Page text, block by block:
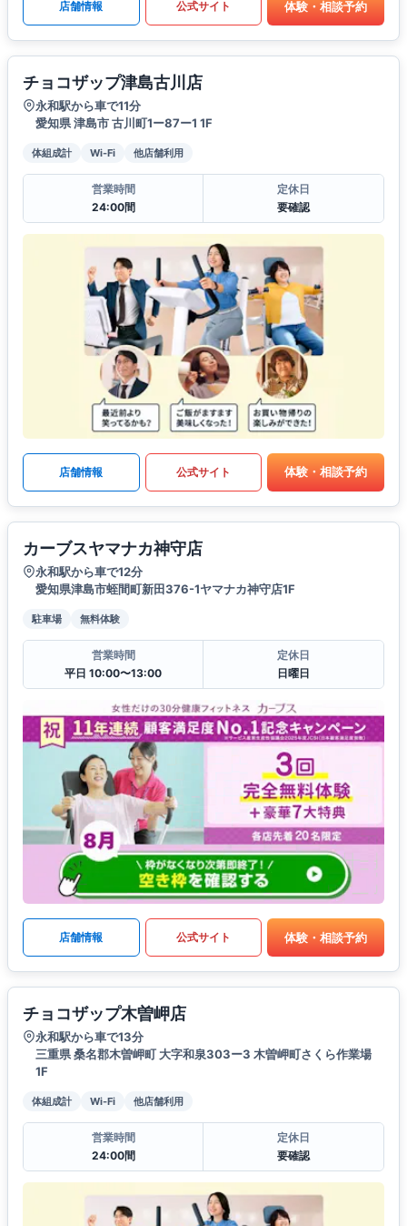
店舗情報 公式サイト 体験・相談予約
チョコザップ津島古川店
永和駅から車で11分
愛知県 津島市 古川町1ー87ー1 1F
体組成計 Wi-Fi 他店舗利用
営業時間
24:00間
定休日
要確認
店舗情報 公式サイト 体験・相談予約
カーブスヤマナカ神守店
永和駅から車で12分
愛知県津島市蛭間町新田376-1ヤマナカ神守店1F
駐車場 無料体験
営業時間
平日 10:00〜13:00
定休日
日曜日
店舗情報 公式サイト 体験・相談予約
チョコザップ木曽岬店
永和駅から車で13分
三重県 桑名郡木曽岬町 大字和泉303ー3 木曽岬町さくら作業場
1F
体組成計 Wi-Fi 他店舗利用
営業時間
24:00間
定休日
要確認